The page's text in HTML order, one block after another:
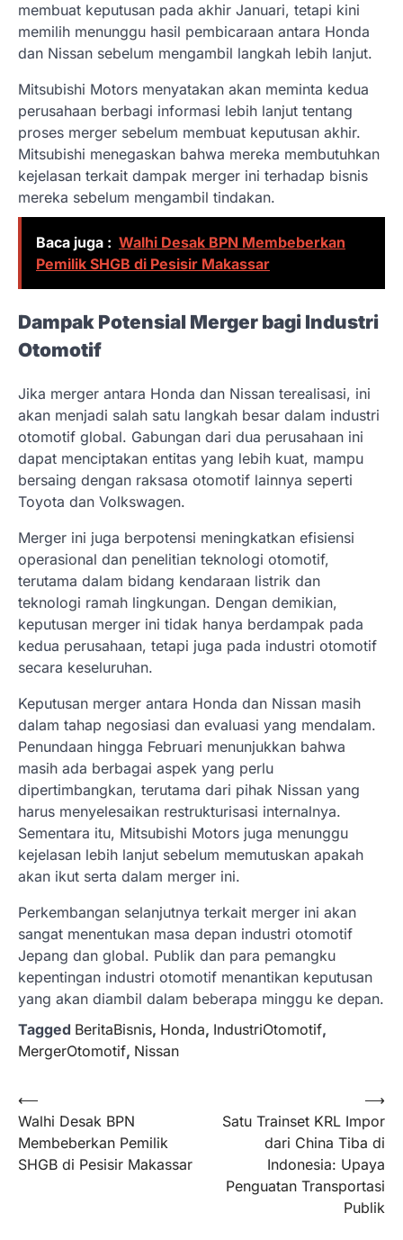
membuat keputusan pada akhir Januari, tetapi kini
memilih menunggu hasil pembicaraan antara Honda
dan Nissan sebelum mengambil langkah lebih lanjut.
Mitsubishi Motors menyatakan akan meminta kedua
perusahaan berbagi informasi lebih lanjut tentang
proses merger sebelum membuat keputusan akhir.
Mitsubishi menegaskan bahwa mereka membutuhkan
kejelasan terkait dampak merger ini terhadap bisnis
mereka sebelum mengambil tindakan.
Baca juga : Walhi Desak BPN Membeberkan
Pemilik SHGB di Pesisir Makassar
Dampak Potensial Merger bagi Industri
Otomotif
Jika merger antara Honda dan Nissan terealisasi, ini
akan menjadi salah satu langkah besar dalam industri
otomotif global. Gabungan dari dua perusahaan ini
dapat menciptakan entitas yang lebih kuat, mampu
bersaing dengan raksasa otomotif lainnya seperti
Toyota dan Volkswagen.
Merger ini juga berpotensi meningkatkan efisiensi
operasional dan penelitian teknologi otomotif,
terutama dalam bidang kendaraan listrik dan
teknologi ramah lingkungan. Dengan demikian,
keputusan merger ini tidak hanya berdampak pada
kedua perusahaan, tetapi juga pada industri otomotif
secara keseluruhan.
Keputusan merger antara Honda dan Nissan masih
dalam tahap negosiasi dan evaluasi yang mendalam.
Penundaan hingga Februari menunjukkan bahwa
masih ada berbagai aspek yang perlu
dipertimbangkan, terutama dari pihak Nissan yang
harus menyelesaikan restrukturisasi internalnya.
Sementara itu, Mitsubishi Motors juga menunggu
kejelasan lebih lanjut sebelum memutuskan apakah
akan ikut serta dalam merger ini.
Perkembangan selanjutnya terkait merger ini akan
sangat menentukan masa depan industri otomotif
Jepang dan global. Publik dan para pemangku
kepentingan industri otomotif menantikan keputusan
yang akan diambil dalam beberapa minggu ke depan.
Tagged BeritaBisnis, Honda, IndustriOtomotif,
MergerOtomotif, Nissan
Navigasi
pos
⟵
Walhi Desak BPN
Membeberkan Pemilik
SHGB di Pesisir Makassar
Satu Trainset KRL Impor
dari China Tiba di
Indonesia: Upaya
Penguatan Transportasi
Publik
⟶